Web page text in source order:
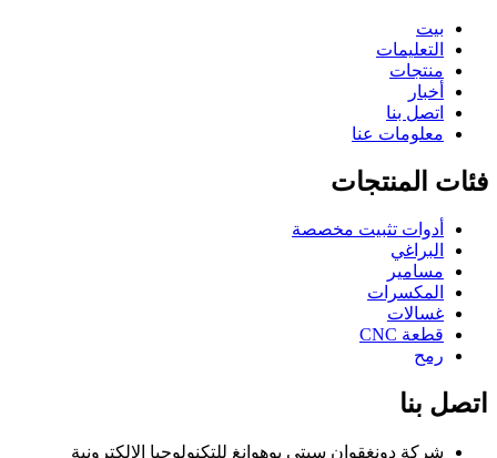
بيت
التعليمات
منتجات
أخبار
اتصل بنا
معلومات عنا
فئات المنتجات
أدوات تثبيت مخصصة
البراغي
مسامير
المكسرات
غسالات
قطعة CNC
رمح
اتصل بنا
شركة دونغقوان سيتي يوهوانغ للتكنولوجيا الإلكترونية